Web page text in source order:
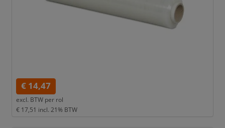
€ 14,47
excl. BTW per rol
€ 17,51 incl. 21% BTW